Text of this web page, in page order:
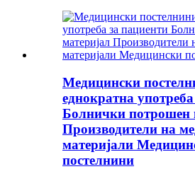
Медицински
еднократна
Болнички потрошен
Производители на
материјали
постелнини